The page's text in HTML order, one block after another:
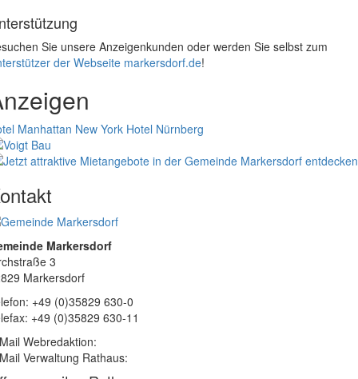
Sie unsere Anzeigenkunden oder werden Sie selbst zum
der Webseite markersdorf.de!
Manhattan New York Hotel Nürnberg
Markersdorf
3
Markersdorf
+49 (0)35829 630-0
+49 (0)35829 630-11
Webredaktion:
Verwaltung Rathaus: